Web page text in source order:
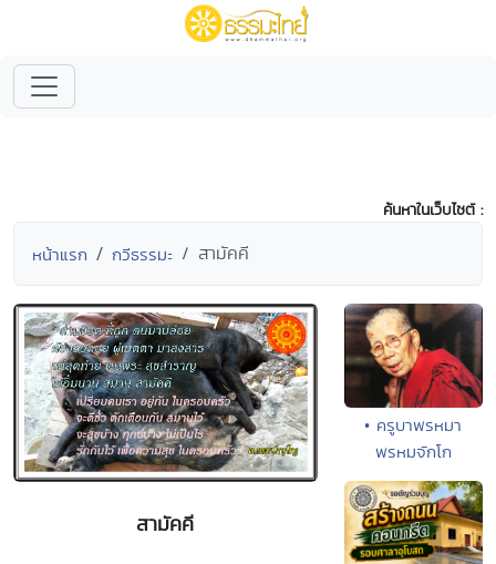
ค้นหาในเว็บไซต์ :
หน้าแรก กวีธรรมะ สามัคคี
สามัคคี
• ครูบาพรหมา
พรหมจักโก